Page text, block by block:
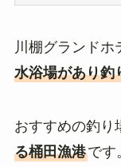
川棚グランドホ
水浴場があり釣
おすすめの釣り
る桶田漁港です